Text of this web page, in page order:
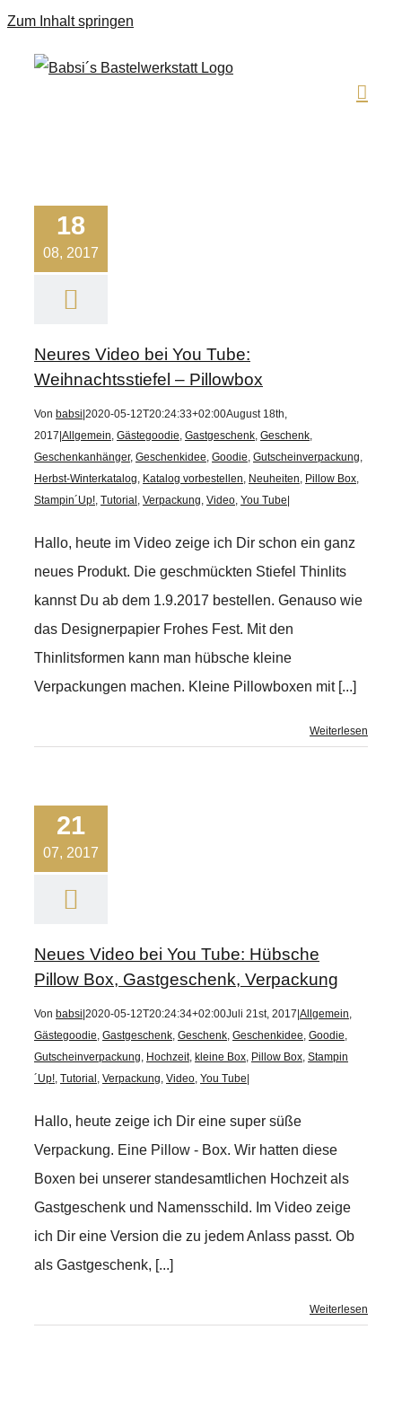
Zum Inhalt springen
18
08, 2017
Neures Video bei You Tube:
Weihnachtsstiefel – Pillowbox
Von babsi 2020-05-12T20:24:33+02:00August 18th,
2017 Allgemein, Gästegoodie, Gastgeschenk, Geschenk,
Geschenkanhänger, Geschenkidee, Goodie, Gutscheinverpackung,
Herbst-Winterkatalog, Katalog vorbestellen, Neuheiten, Pillow Box,
Stampin´Up!, Tutorial , Verpackung, Video, You Tube
Hallo, heute im Video zeige ich Dir schon ein ganz
neues Produkt. Die geschmückten Stiefel Thinlits
kannst Du ab dem 1.9.2017 bestellen. Genauso wie
das Designerpapier Frohes Fest. Mit den
Thinlitsformen kann man hübsche kleine
Verpackungen machen. Kleine Pillowboxen mit [...]
Weiterlesen
21
07, 2017
Neues Video bei You Tube: Hübsche
Pillow Box, Gastgeschenk, Verpackung
Von babsi 2020-05-12T20:24:34+02:00Juli 21st, 2017 Allgemein,
Gästegoodie, Gastgeschenk, Geschenk, Geschenkidee, Goodie,
Gutscheinverpackung, Hochzeit, kleine Box, Pillow Box, Stampin
´Up!, Tutorial , Verpackung, Video, You Tube
Hallo, heute zeige ich Dir eine super süße
Verpackung. Eine Pillow - Box. Wir hatten diese
Boxen bei unserer standesamtlichen Hochzeit als
Gastgeschenk und Namensschild. Im Video zeige
ich Dir eine Version die zu jedem Anlass passt. Ob
als Gastgeschenk, [...]
Weiterlesen